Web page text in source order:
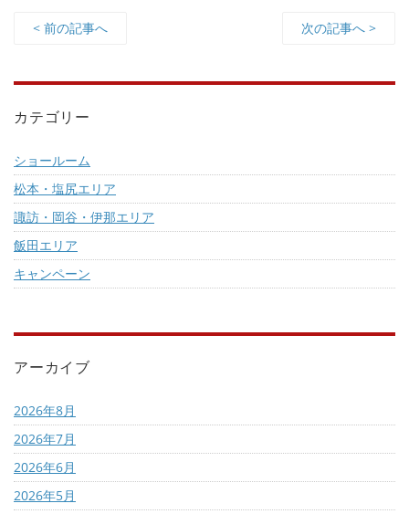
< 前の記事へ 次の記事へ >
カテゴリー
ショールーム
松本・塩尻エリア
諏訪・岡谷・伊那エリア
飯田エリア
キャンペーン
アーカイブ
2026年8月
2026年7月
2026年6月
2026年5月